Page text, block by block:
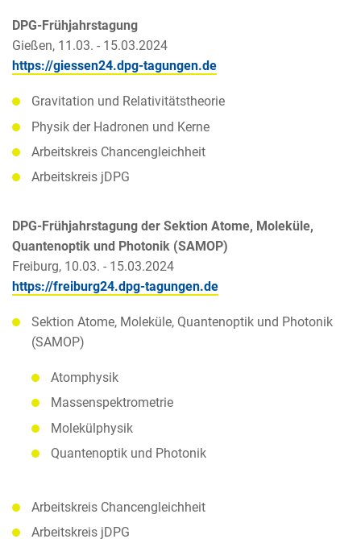
DPG-Frühjahrstagung
Gießen, 11.03. - 15.03.2024
https://giessen24.dpg-tagungen.de
Gravitation und Relativitätstheorie
Physik der Hadronen und Kerne
Arbeitskreis Chancengleichheit
Arbeitskreis jDPG
DPG-Frühjahrstagung der Sektion Atome, Moleküle,
Quantenoptik und Photonik (SAMOP)
Freiburg, 10.03. - 15.03.2024
https://freiburg24.dpg-tagungen.de
Sektion Atome, Moleküle, Quantenoptik und Photonik
(SAMOP)
Atomphysik
Massenspektrometrie
Molekülphysik
Quantenoptik und Photonik
Arbeitskreis Chancengleichheit
Arbeitskreis jDPG